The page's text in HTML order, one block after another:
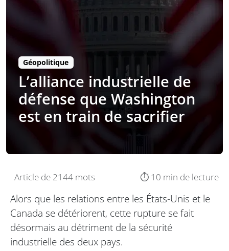
Géopolitique
L’alliance industrielle de
défense que Washington
est en train de sacrifier
Article de 2144 mots ⏱️ 10 min de lecture
Alors que les relations entre les États-Unis et le
Canada se détériorent, cette rupture se fait
désormais au détriment de la sécurité
industrielle des deux pays.